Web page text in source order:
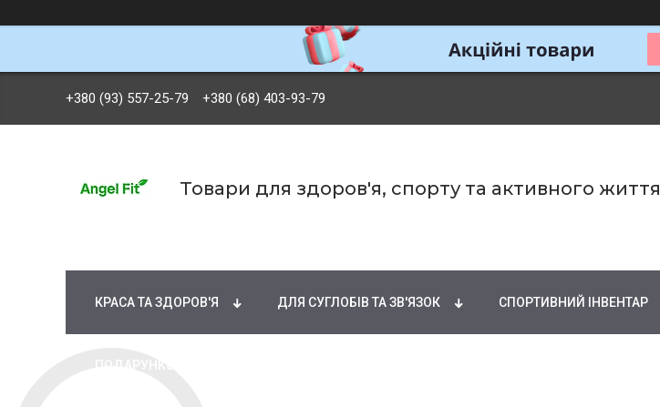
+380 (93) 557-25-79 +380 (68) 403-93-79
Товари для здоров'я, спорту та активного життя
КРАСА ТА ЗДОРОВ'Я ДЛЯ СУГЛОБІВ ТА ЗВ'ЯЗОК СПОРТИВНИЙ ІНВЕНТАР